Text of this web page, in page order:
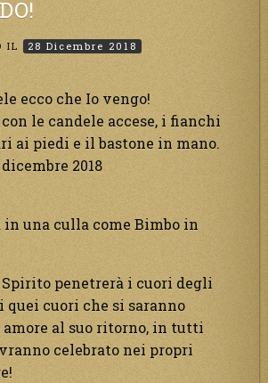
IL 28 Dicembre 2018
ecco che Io vengo!
le candele accese, i fianchi
ai piedi e il bastone in mano.
2018
in una culla come Bimbo in
Spirito penetrerà i cuori degli
cuori che si saranno
al suo ritorno, in tutti
celebrato nei propri